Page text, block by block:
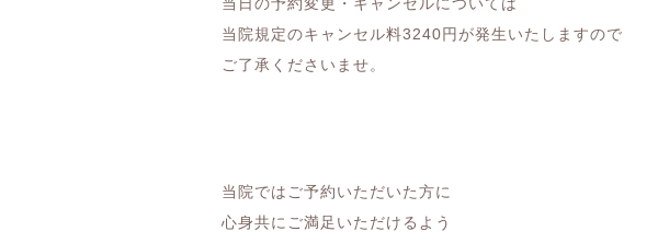
当院規定のキャンセル料3240円が発生いたしますので
ご了承くださいませ。
当院ではご予約いただいた方に
心身共にご満足いただけるよう